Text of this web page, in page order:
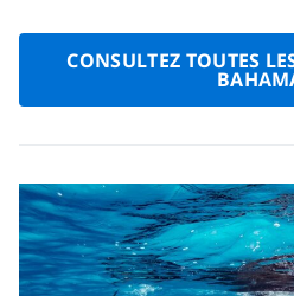
CONSULTEZ TOUTES